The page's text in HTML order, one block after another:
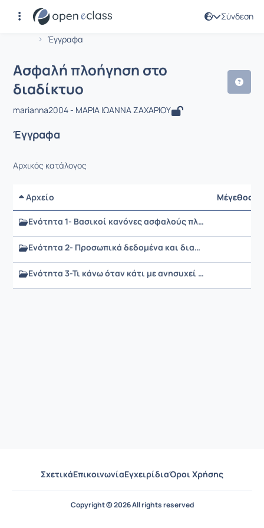
Σύνδεση
Αρχική Σελίδα
Έγγραφα
Μάθημα : Ασφαλή πλοήγηση στο
Ασφαλή πλοήγηση στο
διαδίκτυο
marianna2004 - ΜΑΡΙΑ ΙΩΑΝΝΑ ΖΑΧΑΡΙΟΥ
Έγγραφα
Αρχικός κατάλογος
Αρχείο Μέγεθος
Ενότητα 1- Βασικοί κανόνες ασφαλούς πλοήγησης
Ενότητα 2- Προσωπικά δεδομένα και διαδικτυακοί κίνδυνοι
Ενότητα 3-Τι κάνω όταν κάτι με ανησυχεί στο διαδίκτυο
ΣχετικάΕπικοινωνίαΕγχειρίδιαΌροι Χρήσης
Copyright © 2026 All rights reserved